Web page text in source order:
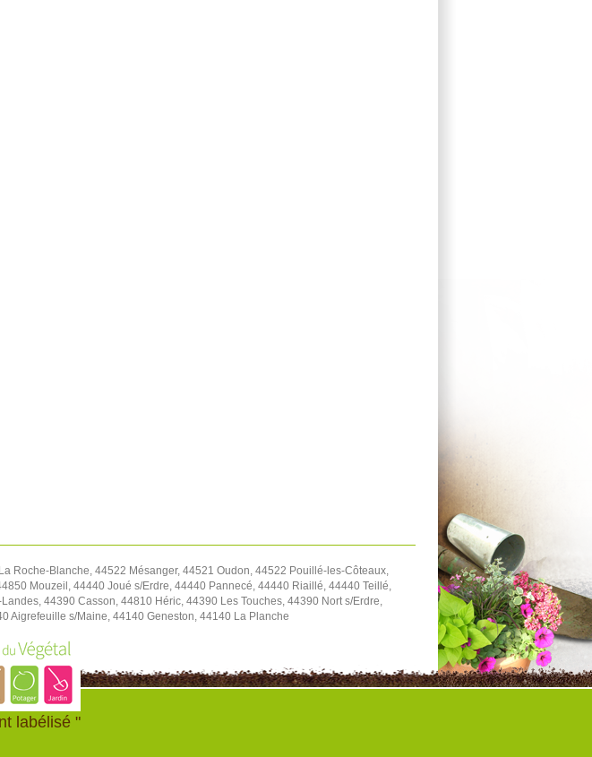
Roche-Blanche, 44522 Mésanger, 44521 Oudon, 44522 Pouillé-les-Côteaux,
Mouzeil, 44440 Joué s/Erdre, 44440 Pannecé, 44440 Riaillé, 44440 Teillé,
44390 Casson, 44810 Héric, 44390 Les Touches, 44390 Nort s/Erdre,
Aigrefeuille s/Maine, 44140 Geneston, 44140 La Planche
labélisé "